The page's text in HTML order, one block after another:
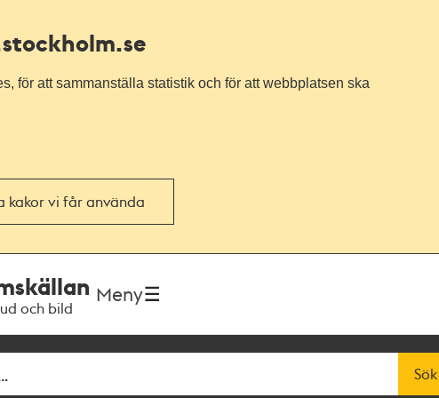
för att sammanställa statistik och för att webbplatsen ska
kakor vi får använda
och bild
Meny
Sök